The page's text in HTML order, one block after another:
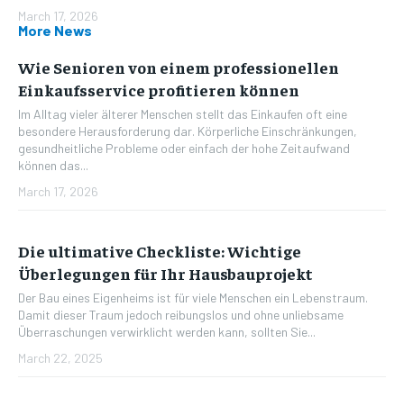
March 17, 2026
More News
Wie Senioren von einem professionellen
Einkaufsservice profitieren können
Im Alltag vieler älterer Menschen stellt das Einkaufen oft eine
besondere Herausforderung dar. Körperliche Einschränkungen,
gesundheitliche Probleme oder einfach der hohe Zeitaufwand
können das...
March 17, 2026
Die ultimative Checkliste: Wichtige
Überlegungen für Ihr Hausbauprojekt
Der Bau eines Eigenheims ist für viele Menschen ein Lebenstraum.
Damit dieser Traum jedoch reibungslos und ohne unliebsame
Überraschungen verwirklicht werden kann, sollten Sie...
March 22, 2025